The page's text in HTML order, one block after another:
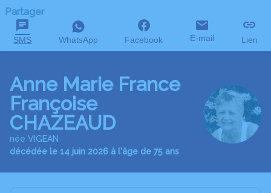
Partager
SMS WhatsApp Facebook E-mail Lien
Anne Marie France
Françoise
CHAZEAUD
née VIGEAN
décédée le 14 juin 2026 à l'âge de 75 ans